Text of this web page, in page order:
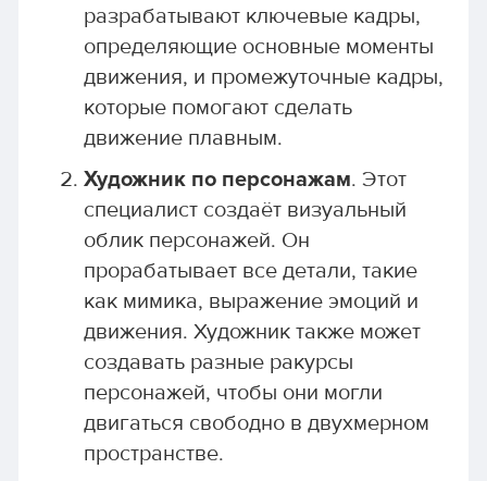
разрабатывают ключевые кадры,
определяющие основные моменты
движения, и промежуточные кадры,
которые помогают сделать
движение плавным.
Художник по персонажам. Этот
специалист создаёт визуальный
облик персонажей. Он
прорабатывает все детали, такие
как мимика, выражение эмоций и
движения. Художник также может
создавать разные ракурсы
персонажей, чтобы они могли
двигаться свободно в двухмерном
пространстве.